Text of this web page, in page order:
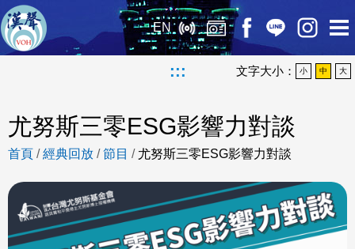
EN
::: 文字大小： 小 中 大
尤努斯三零ESG影響力對談
首頁 /經典回放 /節目 / 尤努斯三零ESG影響力對談